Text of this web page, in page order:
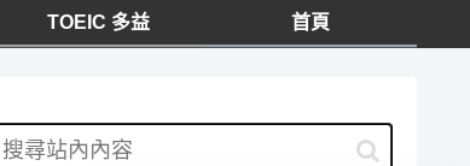
TOEIC 多益 首頁
我的收藏 0 字 ⋯